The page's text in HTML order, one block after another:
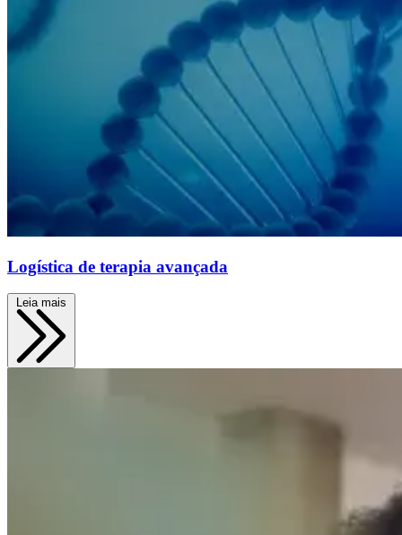
Logística de terapia avançada
Leia mais